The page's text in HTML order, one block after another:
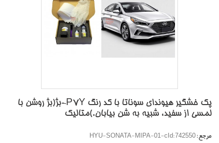
پک خشگير هیوندای سوناتا با کد رنگ P7Y-بژ(بژ روشن با
لمسي از سفيد، شبيه به شن بيابان.)متاليک
مرجع:HYU-SONATA-MIPA-01-cId:742550